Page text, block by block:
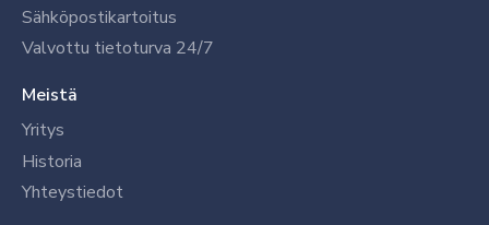
Sähköpostikartoitus
Valvottu tietoturva 24/7
Meistä
Yritys
Historia
Yhteystiedot